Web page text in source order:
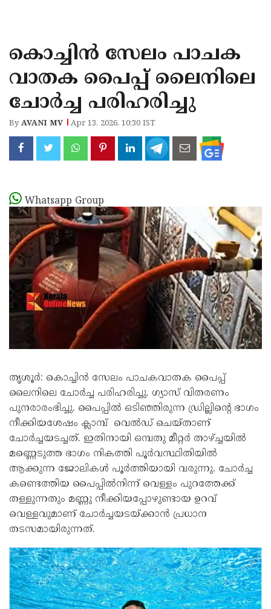
KANNUR
KASARAGOD
കൊച്ചിൻ സേലം പാചക
വാതക പൈപ്പ് ലൈനിലെ
ചോർച്ച പരിഹരിച്ചു
ByAVANI MV Apr 13, 2026, 10:30 IST
Whatsapp Group
തൃശൂർ: കൊച്ചിൻ സേലം പാചകവാതക പൈപ്പ്
ലൈനിലെ ചോർച്ച പരിഹരിച്ചു. ഗ്യാസ് വിതരണം
പുനരാരംഭിച്ചു. പൈപ്പിൽ ഒടിഞ്ഞിരുന്ന ഡ്രില്ലിന്റെ ഭാഗം
നീക്കിയശേഷം ക്ലാമ്പ് വെൽഡ് ചെയ്താണ്
ചോർച്ചയടച്ചത്. ഇതിനായി ഒമ്പതു മീറ്റർ താഴ്ച്ചയിൽ
മണ്ണെടുത്ത ഭാഗം നികത്തി പൂർവസ്ഥിതിയിൽ
ആക്കുന്ന ജോലികൾ പൂർത്തിയായി വരുന്നു. ചോർച്ച
കണ്ടെത്തിയ പൈപ്പിൽനിന്ന് വെള്ളം പുറത്തേക്ക്
തള്ളുന്നതും മണ്ണു നീക്കിയപ്പോഴുണ്ടായ ഉറവ്
വെള്ളവുമാണ് ചോർച്ചയടയ്ക്കാൻ പ്രധാന
തടസമായിരുന്നത്.